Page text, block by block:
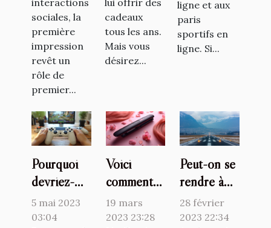
interactions
sociales, la
première
impression
revêt un
rôle de
premier...
lui offrir des
cadeaux
tous les ans.
Mais vous
désirez...
ligne et aux
paris
sportifs en
ligne. Si...
Pourquoi
devriez-
vous jouer
à des jeux
5 mai 2023
03:04
Voici
comment
protéger
ses
19 mars
2023 23:28
Peut-on se
rendre à
l'aéroport
de Genève
28 février
2023 22:34